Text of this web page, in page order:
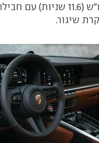
ל-200 קמ"ש (11.6 שניות)
שיגור.